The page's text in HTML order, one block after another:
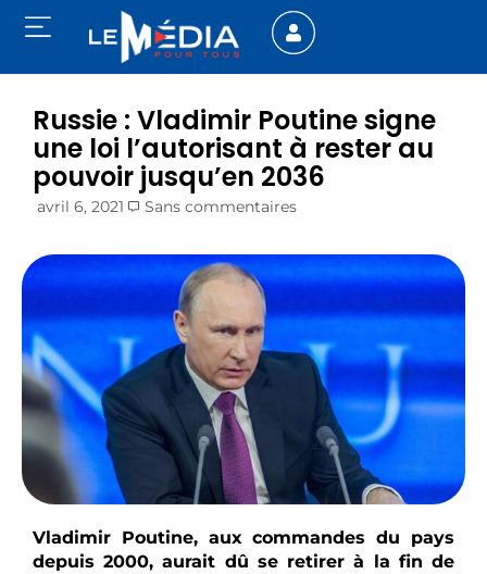
Russie : Vladimir Poutine signe
une loi l’autorisant à rester au
pouvoir jusqu’en 2036
avril 6, 2021 Sans commentaires
Vladimir Poutine, aux commandes du pays
depuis 2000, aurait dû se retirer à la fin de